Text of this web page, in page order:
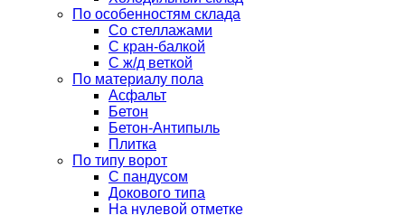
По особенностям склада
Со стеллажами
С кран-балкой
С ж/д веткой
По материалу пола
Асфальт
Бетон
Бетон-Антипыль
Плитка
По типу ворот
С пандусом
Докового типа
На нулевой отметке